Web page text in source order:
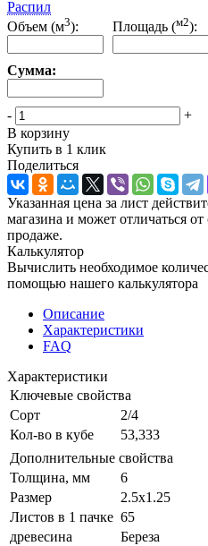
Распил
Объем (м3): Площадь (м2):
Сумма:
-
+
В корзину
Купить в 1 клик
Поделиться
Указанная цена за лист
магазина и может отличаться
продаже.
Калькулятор
Вычислить необходимое
помощью нашего калькулятора
Описание
Характеристики
FAQ
Характеристики
Ключевые свойства
Сорт
2/4
Кол-во в кубе
53,333
Дополнительные свойства
Толщина, мм
6
Размер
2.5х1.25
Листов в 1 пачке 65
древесина
Береза